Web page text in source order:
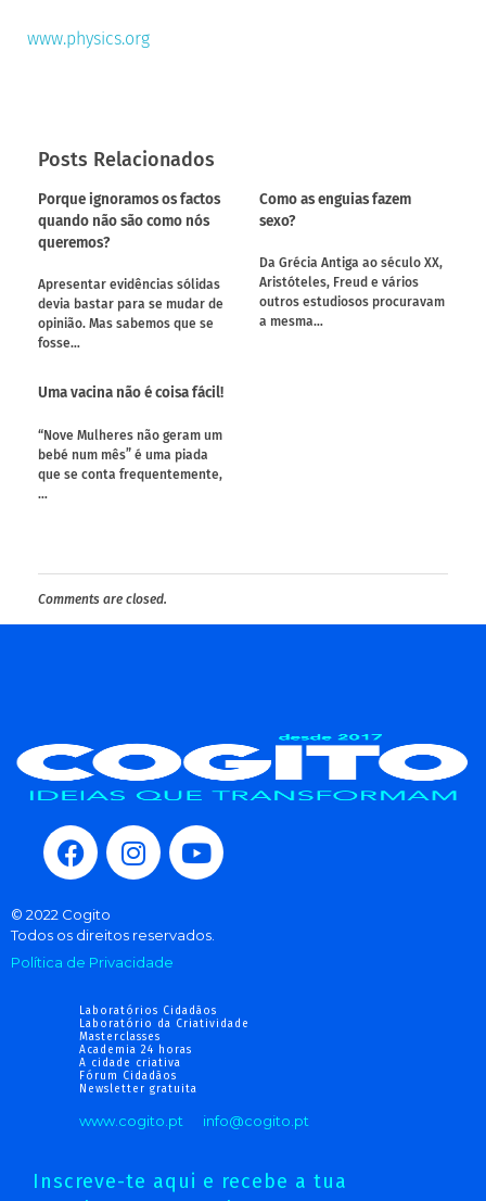
www.physics.org
Posts Relacionados
Porque ignoramos os factos
quando não são como nós
queremos?
Apresentar evidências sólidas
devia bastar para se mudar de
opinião. Mas sabemos que se
fosse…
Como as enguias fazem
sexo?
Da Grécia Antiga ao século XX,
Aristóteles, Freud e vários
outros estudiosos procuravam
a mesma…
Uma vacina não é coisa fácil!
“Nove Mulheres não geram um
bebé num mês” é uma piada
que se conta frequentemente,
…
Comments are closed.
© 2022 Cogito
Todos os direitos reservados.
Política de Privacidade
Laboratórios Cidadãos
Laboratório da Criatividade
Masterclasses
Academia 24 horas
A cidade criativa
Fórum Cidadãos
Newsletter gratuita
www.cogito.pt info@cogito.pt
Inscreve-te aqui e recebe a tua